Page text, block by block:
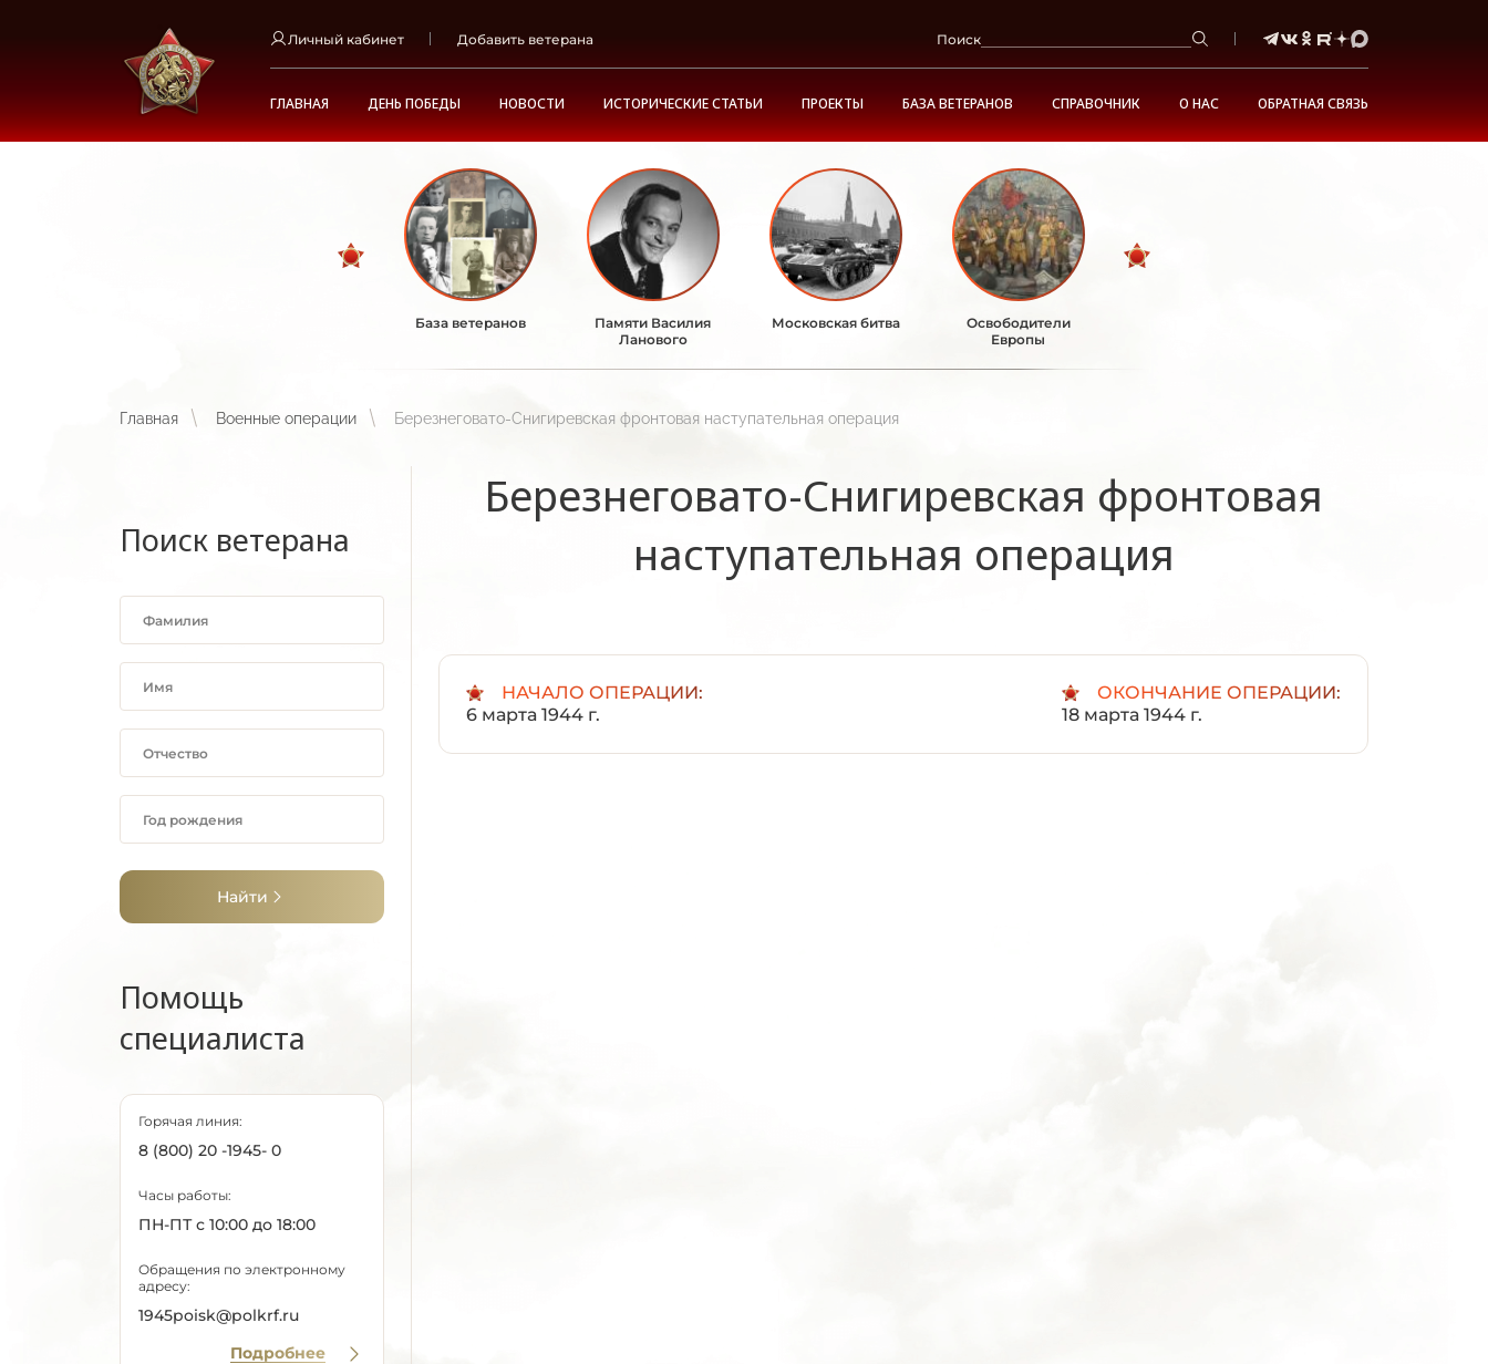
Личный кабинет Добавить ветерана Поиск
ГЛАВНАЯ ДЕНЬ ПОБЕДЫ НОВОСТИ ИСТОРИЧЕСКИЕ СТАТЬИ ПРОЕКТЫ БАЗА ВЕТЕРАНОВ СПРАВОЧНИК О НАС ОБРАТНАЯ СВЯЗЬ
База ветеранов
Памяти Василия
Ланового
Московская битва
Освободители
Европы
Главная Военные операции Березнеговато-Снигиревская фронтовая наступательная операция
Поиск ветерана
Найти
Помощь
специалиста
Горячая линия:
8 (800) 20 -1945- 0
Часы работы:
ПН-ПТ с 10:00 до 18:00
Обращения по электронному
адресу:
1945poisk@polkrf.ru
Подробнее
Березнеговато-Снигиревская фронтовая
наступательная операция
НАЧАЛО ОПЕРАЦИИ:
6 марта 1944 г.
ОКОНЧАНИЕ ОПЕРАЦИИ:
18 марта 1944 г.